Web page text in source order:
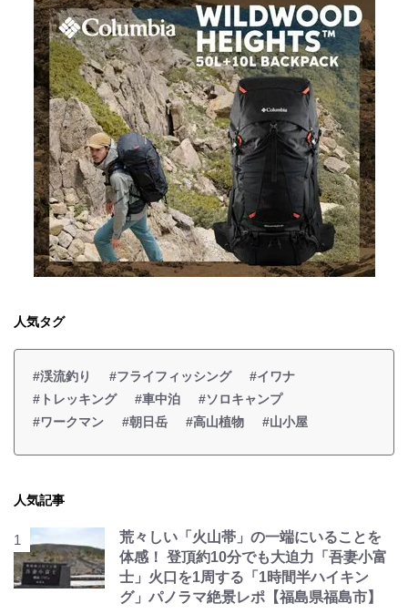
人気タグ
#渓流釣り #フライフィッシング
#イワナ
#トレッキング
#車中泊
#ソロキャンプ
#ワークマン
#朝日岳 #高山植物 #山小屋
人気記事
荒々しい「火山帯」の一端にいることを
体感！ 登頂約10分でも大迫力「吾妻小富
士」火口を1周する「1時間半ハイキン
グ」パノラマ絶景レポ【福島県福島市】